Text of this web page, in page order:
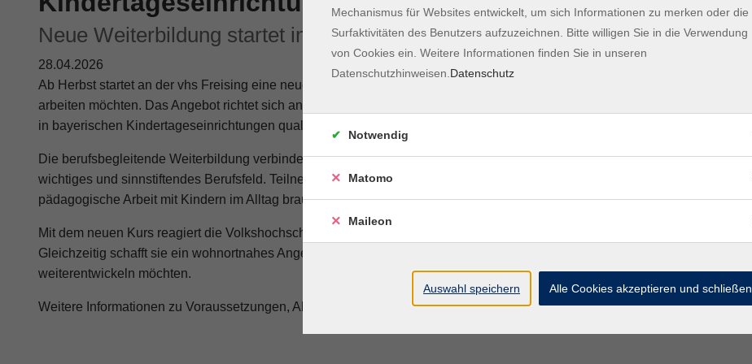
Neue Weiterbildung startet im Herbst
28.04.2026
Ab Herbst startet an der vhs Freising eine neue Weiterbildung für Menschen, die im Bereich Kindertagesbetreuung
arbeiten möchten. Das Angebot richtet sich an alle, die sich für die Tätigkeit als Ergänzungskraft in der Mini-Kita und
in bayerischen Kindertageseinrichtungen qualifizieren wollen.
Die berufsbegleitende Weiterbildung verbindet Theorie und Praxis und eröffnet damit einen guten Einstieg in ein
wichtiges und sinnstiftendes Berufsfeld. Teilnehmende erwerben Schritt für Schritt das Wissen, das sie für die
pädagogische Arbeit mit Kindern im Alltag brauchen.
Mit dem neuen Kurs reagiert die Volkshochschule auf den hohen Bedarf an pädagogischem Personal in Kitas.
Gleichzeitig schafft sie ein wohnortnahes Angebot für Menschen, die sich beruflich neu orientieren oder
weiterentwickeln möchten.
Weitere Informationen zu Voraussetzungen, Ablauf und Anmeldung finden Siehier!
Mechanismus für Websites entwickelt, um sich Informationen zu merken oder die
Surfaktivitäten des Benutzers aufzuzeichnen. Bitte willigen Sie in die Verwendung
von Cookies ein. Weitere Informationen finden Sie in unseren
Datenschutzhinweisen. Datenschutz
Notwendig
Matomo
Maileon
Auswahl speichern Alle Cookies akzeptieren und schließen